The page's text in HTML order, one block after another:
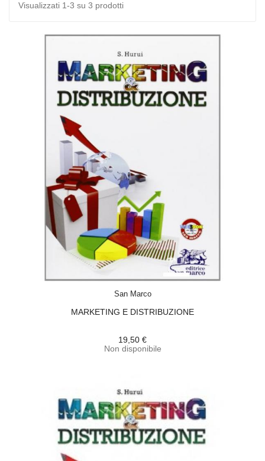
Visualizzati 1-3 su 3 prodotti
San Marco
MARKETING E DISTRIBUZIONE
19,50 €
Non disponibile